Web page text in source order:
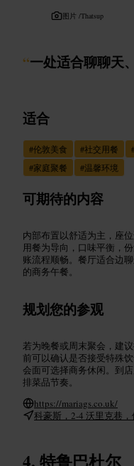
图片 /Thatsup
“一处适合聊聊天
适合
#伦敦美食 #社交用餐
#家庭聚餐 #温馨环境
可期待的内容
内部布置以舒适为主，座
用餐为导向，口味平衡，
账流程顺畅。餐厅适合边
的商务午餐。
规划您的参观
若为晚餐或周末聚会，建
前可以确认是否接受特殊
会面可选择商务休闲。到
排菜品节奏。
https://mariags.co.uk/
科豪斯，2-4 沃里克巷
特鲁巴杜尔